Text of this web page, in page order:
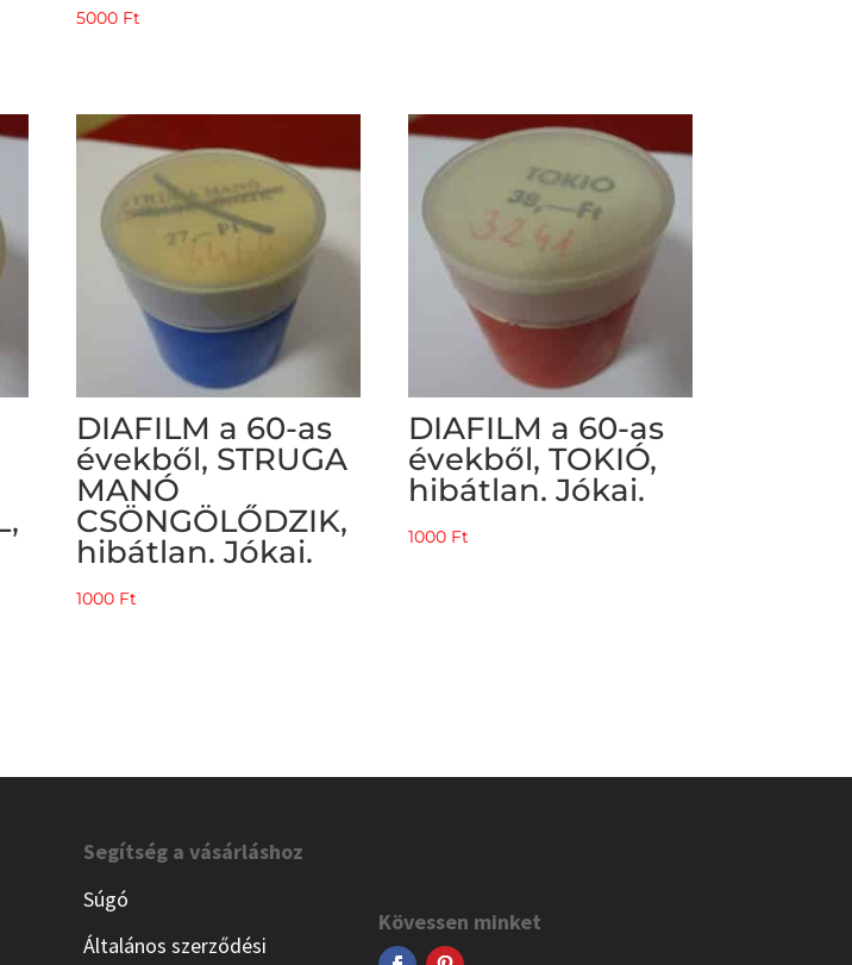
5000 Ft
DIAFILM a 60-as
évekből, STRUGA
MANÓ
CSÖNGÖLŐDZIK,
hibátlan. Jókai.
1000 Ft
DIAFILM a 60-as
évekből, TOKIÓ,
hibátlan. Jókai.
1000 Ft
Segítség a vásárláshoz
Súgó
Általános szerződési
Kövessen minket